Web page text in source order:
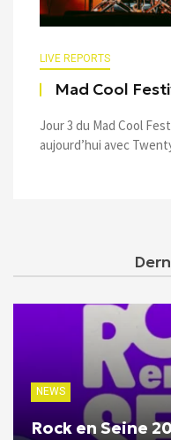
LIVE REPORTS
Mad Cool
Jour 3 du Mad Cool
aujourd’hui avec
NEWS
Rock en Seine